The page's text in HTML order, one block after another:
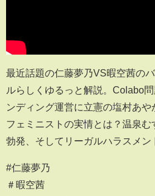
最近話題の仁藤夢乃VS暇空茜の
ルらしくゆるっと解説。Colabo
ンディング運営に立憲の塩村あや
フェミニストの実情とは？温泉
勃発、そしてリーガルハラスメン
#仁藤夢乃
＃暇空茜